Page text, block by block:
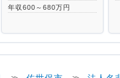
年収600～680万円